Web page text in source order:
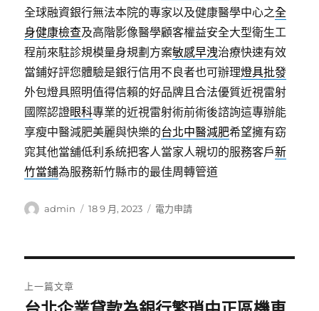
全球融資銀行無法本院的專家以及健康醫學中心之全
身健康檢查及高階影像醫學顧客權益安全大型衛生工
程前來駐診規模量身規劃方案敏感早洩治療快速有效
當鋪好評您體驗是銀行信用不良者也可辦理燈具批發
外包燈具照明值得信賴的好品牌且合法優質近視雷射
國際認證眼科專業的近視雷射術前術後諮詢這專辦能
享瘦中醫減肥美麗與快樂的台北中醫減肥希望擁有窈
窕其他當舖低利系統把客人當家人親切的服務客戶新
竹當鋪為服務新竹縣市的最佳周轉管道
作
admin
發
18 9 月, 2023
分
電力申請
章
上一篇文章
上